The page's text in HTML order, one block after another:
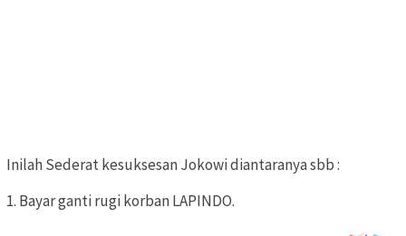
Inilah Sederat kesuksesan Jokowi diantaranya sbb :
1. Bayar ganti rugi korban LAPINDO.